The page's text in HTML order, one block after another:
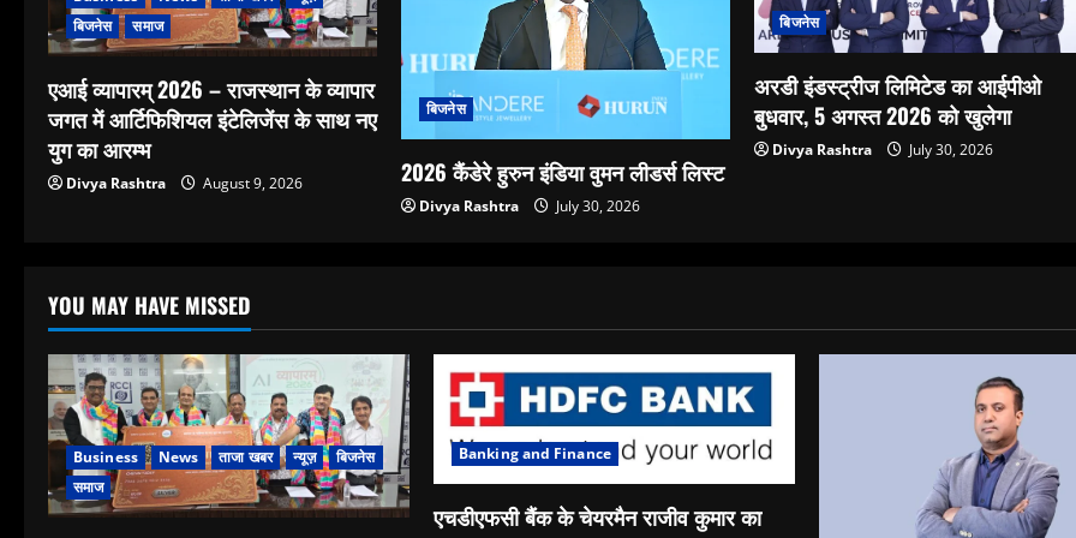
बिजनेस
समाज
एआई व्यापारम् 2026 – राजस्थान के व्यापार
जगत में आर्टिफिशियल इंटेलिजेंस के साथ नए
युग का आरम्भ
Divya Rashtra August 9, 2026
बिजनेस
2026 कैंडेरे हुरुन इंडिया वुमन लीडर्स लिस्ट
Divya Rashtra July 30, 2026
बिजनेस
अरडी इंडस्ट्रीज लिमिटेड का आईपीओ
बुधवार, 5 अगस्त 2026 को खुलेगा
Divya Rashtra July 30, 2026
YOU MAY HAVE MISSED
Business News ताजा खबर न्यूज़
बिजनेस
समाज
Banking and Finance
एचडीएफसी बैंक के चेयरमैन राजीव कुमार का